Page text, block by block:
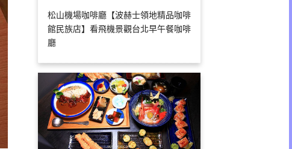
松山機場咖啡廳【波赫士領地精品咖啡
館民族店】看飛機景觀台北早午餐咖啡
廳